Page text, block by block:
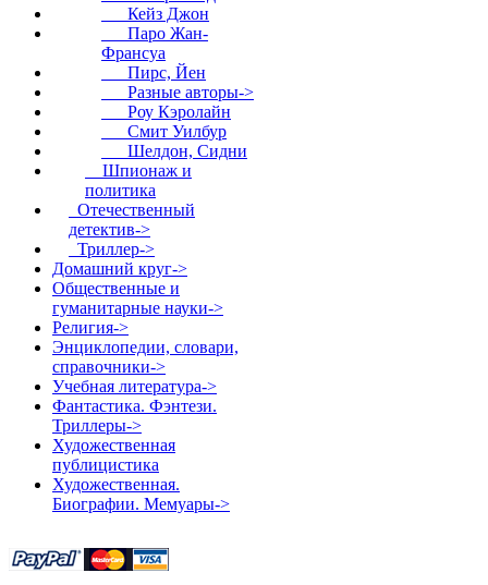
Кейз Джон
Паро Жан-
Франсуа
Пирс, Йен
Разные авторы->
Роу Кэролайн
Смит Уилбур
Шелдон, Сидни
Шпионаж и
политика
Отечественный
детектив->
Триллер->
Домашний круг->
Общественные и
гуманитарные науки->
Религия->
Энциклопедии, словари,
справочники->
Учебная литература->
Фантастика. Фэнтези.
Триллеры->
Художественная
публицистика
Художественная.
Биографии. Мемуары->